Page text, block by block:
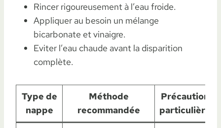
Rincer rigoureusement à l’eau froide.
Appliquer au besoin un mélange
bicarbonate et vinaigre.
Eviter l’eau chaude avant la disparition
complète.
Type de
nappe
Méthode
recommandée
Précautions
particulières